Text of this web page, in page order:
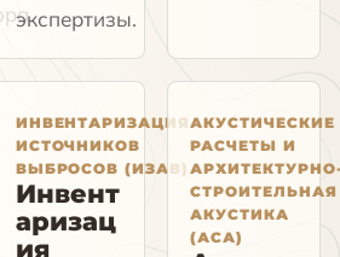
экспертизы.
ИНВЕНТАРИЗАЦИЯ
ИСТОЧНИКОВ
ВЫБРОСОВ (ИЗАВ)
Инвент
аризац
ия
АКУСТИЧЕСКИЕ
РАСЧЕТЫ И
СТРОИТЕЛЬНАЯ
АКУСТИКА
(АСА)